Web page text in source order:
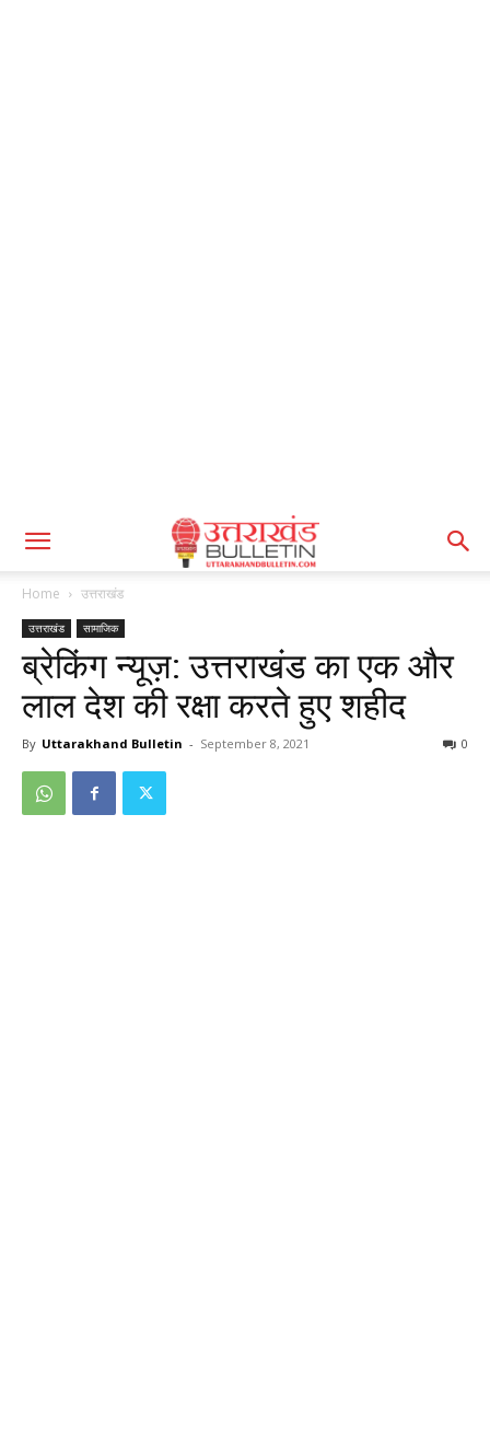
Home उत्तराखंड
उत्तराखंड सामाजिक
ब्रेकिंग न्यूज़: उत्तराखंड का एक और
लाल देश की रक्षा करते हुए शहीद
By Uttarakhand Bulletin - September 8, 2021 0